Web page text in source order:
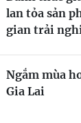
lan tỏa sản
gian trải
Ngắm mùa
Gia Lai